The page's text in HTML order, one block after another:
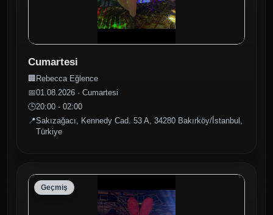
Cumartesi
🏢 Rebecca Eğlence
📅01.08.2026 · Cumartesi
🕒20:00 - 02:00
📍Sakızağacı, Kennedy Cad. 53 A, 34280 Bakırköy/İstanbul,
Türkiye
Geçmiş